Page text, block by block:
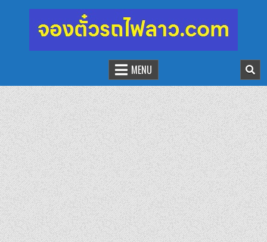
จองตั๋วรถไฟลาว-จีน
นั่งรถไฟเที่ยวประเทศลาว
MENU